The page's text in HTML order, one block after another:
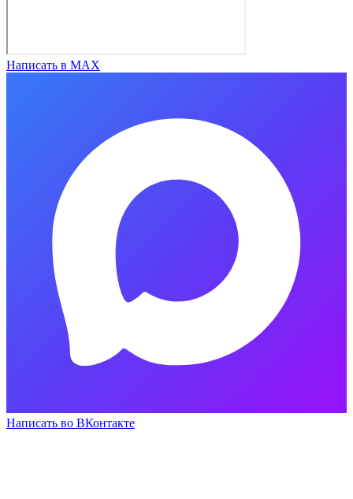
Написать в MAX
Написать во ВКонтакте